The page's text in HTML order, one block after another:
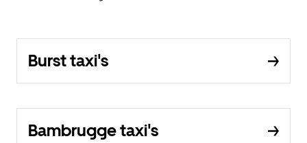
Burst taxi's
Bambrugge taxi's